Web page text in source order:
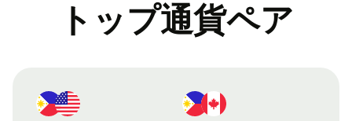
トップ通貨ペア